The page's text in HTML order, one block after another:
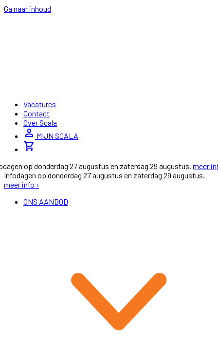
Ga naar inhoud
Vacatures
Contact
Over Scala
person MIJN SCALA
shopping_cart
op donderdag 27 augustus en zaterdag 29 augustus. meer
Infodagen op donderdag 27 augustus en zaterdag 29 augustus.
meer info ›
ONS AANBOD